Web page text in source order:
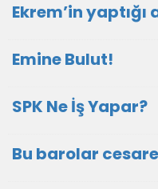
Ekrem’in
Emine Bulut!
SPK Ne İş Yapar?
Bu barolar